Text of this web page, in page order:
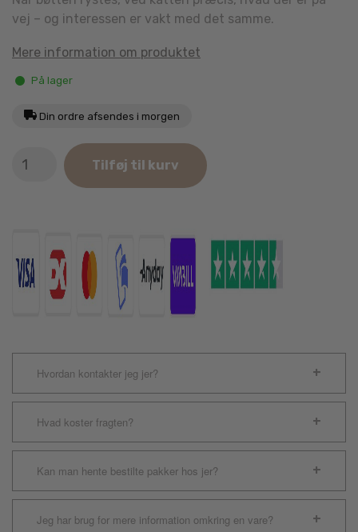
vej – og interessen er vakt med det samme.
Mere information om produktet
På lager
Din ordre afsendes i morgen
Foods
Tilføj til kurv
Hvordan kontakter jeg jer?
Hvad koster fragten?
Kan man hente bestilte pakker hos jer?
Jeg har brug for mere information omkring en vare?